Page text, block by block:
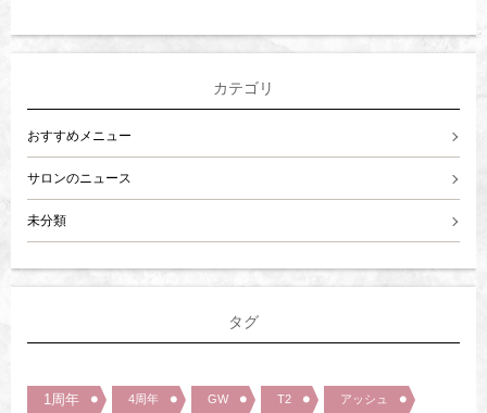
カテゴリ
おすすめメニュー
サロンのニュース
未分類
タグ
1周年 4周年 GW T2 アッシュ